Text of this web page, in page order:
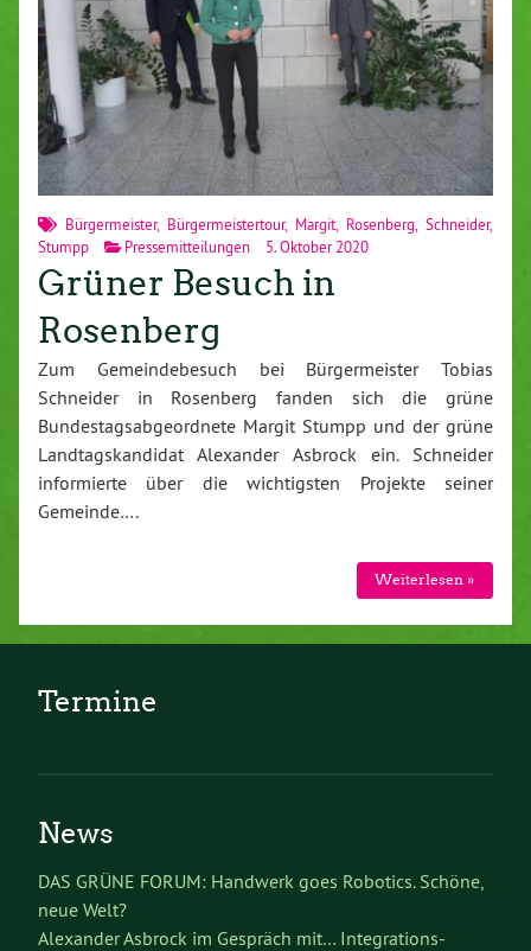
Bürgermeister, Bürgermeistertour, Margit Rosenberg Schneider,
Stumpp
Pressemitteilungen 5. Oktober 2020
Grüner Besuch in
Rosenberg
Zum Gemeindebesuch bei Bürgermeister Tobias
Schneider in Rosenberg fanden sich die grüne
Bundestagsabgeordnete Margit Stumpp und der grüne
Landtagskandidat Alexander Asbrock ein. Schneider
informierte über die wichtigsten Projekte seiner
Gemeinde….
Weiterlesen »
Termine
News
DAS GRÜNE FORUM: Handwerk goes Robotics. Schöne,
neue Welt?
Alexander Asbrock im Gespräch mit… Integrations-